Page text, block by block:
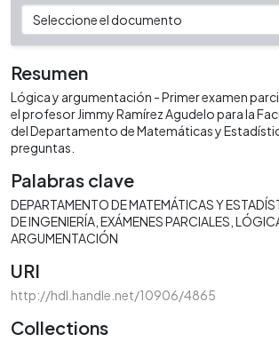
Resumen
Lógica y argumentación - Primer examen
el profesor Jimmy Ramírez Agudelo para la
del Departamento de Matemáticas y
preguntas.
Palabras clave
DEPARTAMENTO DE MATEMÁTICAS Y
DE INGENIERÍA EXÁMENES PARCIALES
ARGUMENTACIÓN
URI
http://hdl.handle.net/10906/4865
Collections